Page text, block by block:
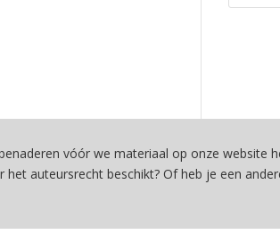
vóór we materiaal op onze website
auteursrecht beschikt? Of heb je een